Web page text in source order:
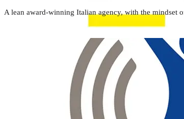
A lean award-winning Italian agency, with the mindset